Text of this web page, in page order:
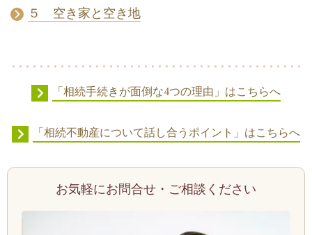
５ 空き家と空き地
「相続手続きが面倒な4つの理由」はこちらへ
「相続不動産について話し合うポイント」はこちらへ
お気軽にお問合せ・ご相談ください